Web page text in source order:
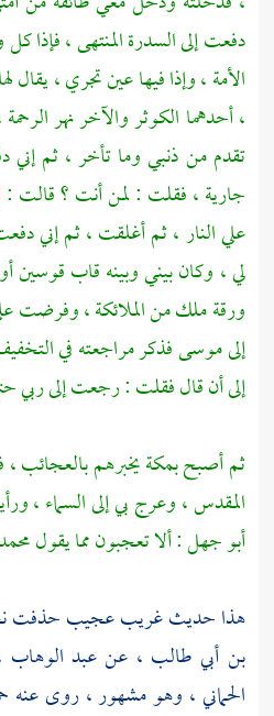
دفعت إلى السدرة المنتهى ، فإذا
الأمة ، وإذا فيها عين تجري ، يقال
، أحدهما الكوثر والآخر نهر
تقدم من ذنبي وما تأخر ، ثم إني
جارية ، فقلت : لمن أنت ؟ قالت :
علي النار ، ثم أغلقت ، ثم إني
لي ، وكان بيني وبينه قاب
ورقة ملك من الملائكة ، وفرضت
إلىموسىفذكر مراجعته في
إلى أن قال فقلت : رجعت إلى ربي
ثم أصبحبمكةيخبرهم بالعجائب ،
المقدس ،وعرج بي إلى السماء ،
أبو جهل: ألا تعجبون مما يقول
هذا حديث غريب عجيب حذفت
بن أبي طالب ، عنعبد الوهاب
الحماني ، وهو مشهور ، روى عنه